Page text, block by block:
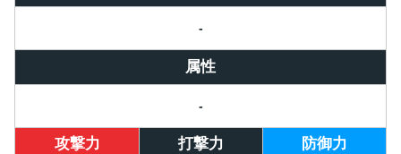
-
属性
-
攻撃力 打撃力 防御力